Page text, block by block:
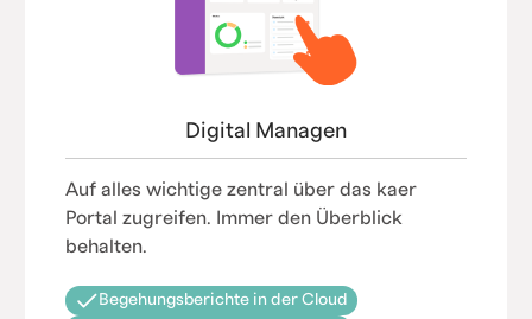
Digital Managen
Auf alles wichtige zentral über das kaer
Portal zugreifen. Immer den Überblick
behalten.
Begehungsberichte in der Cloud